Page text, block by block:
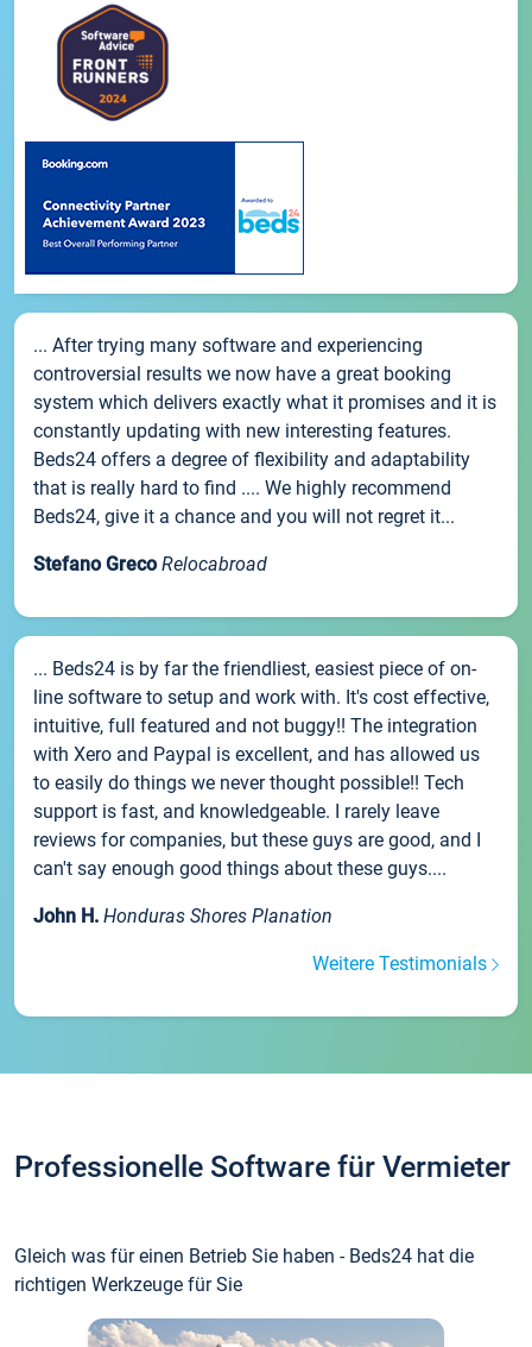
... After trying many software and experiencing
controversial results we now have a great booking
system which delivers exactly what it promises and it is
constantly updating with new interesting features.
Beds24 offers a degree of flexibility and adaptability
that is really hard to find .... We highly recommend
Beds24, give it a chance and you will not regret it...
Stefano Greco Relocabroad
... Beds24 is by far the friendliest, easiest piece of on-
line software to setup and work with. It's cost effective,
intuitive, full featured and not buggy!! The integration
with Xero and Paypal is excellent, and has allowed us
to easily do things we never thought possible!! Tech
support is fast, and knowledgeable. I rarely leave
reviews for companies, but these guys are good, and I
can't say enough good things about these guys....
John H. Honduras Shores Planation
Weitere Testimonials
Professionelle Software für Vermieter
Gleich was für einen Betrieb Sie haben - Beds24 hat die
richtigen Werkzeuge für Sie